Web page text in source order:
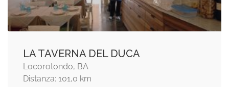
LA TAVERNA DEL DUCA
Locorotondo, BA
Distanza: 101,0 km